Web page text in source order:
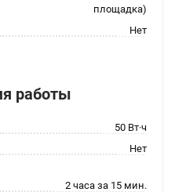
площадка)
Нет
работы
50 Вт·ч
Нет
2 часа за 15 мин.